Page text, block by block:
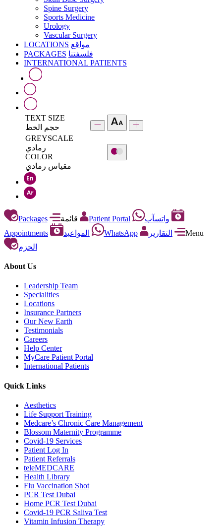
Spine Surgery
Sports Medicine
Urology
Vascular Surgery
LOCATIONS مواقع
PACKAGES فلسفتنا
INTERNATIONAL PATIENTS
TEXT SIZE
حجم الخط
GREYSCALE
رمادي
COLOR
مقياس رمادي
Packages Patient Portal
واتسآب
Appointments
المواعيد WhatsApp التقارير
Menu
الحزم
About Us
Leadership Team
Specialities
Locations
Insurance Partners
Our New Earth
Testimonials
Careers
Help Center
MyCare Patient Portal
International Patients
Quick Links
Aesthetics
Life Support Training
Medcare’s Chronic Care Management
Blossom Maternity Programme
Covid-19 Services
Patient Log In
Patient Referrals
teleMEDCARE
Health Library
Flu Vaccination Shot
PCR Test Dubai
Home PCR Test Dubai
Covid-19 PCR Saliva Test
Vitamin Infusion Therapy